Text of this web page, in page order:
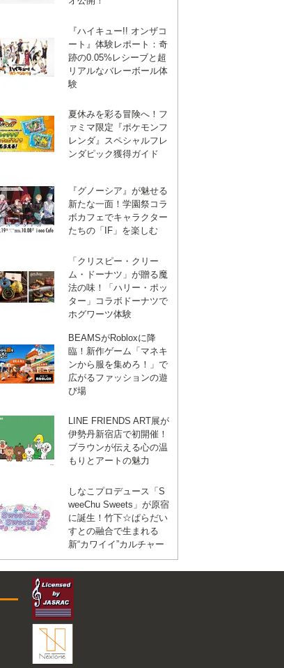
『ハイキュー!! オンザコ
ート』体験レポート：奇
跡の0.05%レシーブと超
リアルなバレーボール体
験
夏休みを彩る冒険へ！フ
ァミマ限定『ポケモンフ
レンダ』スペシャルフレ
ンダピック獲得ガイド
『グノーシア』が魅せる
新たな一面！学園祭コラ
ボカフェでキャラクター
たちの「IF」を楽しむ
「クリスピー・クリー
ム・ドーナツ」が贈る魔
法の味！「ハリー・ポッ
ター」コラボドーナツで
ホグワーツ体験
BEAMSがRobloxに降
臨！新作ゲーム「マネキ
ンから服を集めろ！」で
広がるファッションの遊
び場
LINE FRIENDS ART展が
伊勢丹新宿店で初開催！
ブラウンが伝える心の温
もりとアートの魅力
しなこプロデュース「S
weeChu Sweets」が原宿
に誕生！竹下☆ぱらだい
すとの融合で生まれる
新“カワイイ”カルチャー